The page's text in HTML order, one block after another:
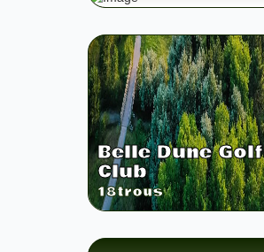
Belle Dune Golf
Club
18trous